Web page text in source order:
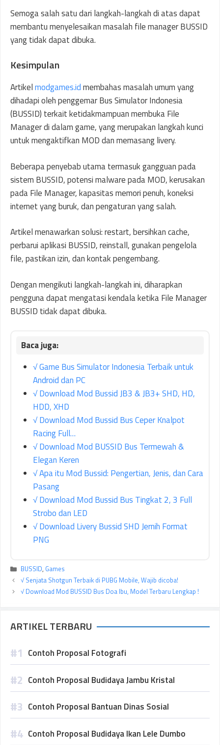
Semoga salah satu dari langkah-langkah di atas dapat
membantu menyelesaikan masalah file manager BUSSID
yang tidak dapat dibuka.
Kesimpulan
Artikelmodgames.idmembahas masalah umum yang
dihadapi oleh penggemar Bus Simulator Indonesia
(BUSSID) terkait ketidakmampuan membuka File
Manager di dalam game, yang merupakan langkah kunci
untuk mengaktifkan MOD dan memasang livery.
Beberapa penyebab utama termasuk gangguan pada
sistem BUSSID, potensi malware pada MOD, kerusakan
pada File Manager, kapasitas memori penuh, koneksi
internet yang buruk, dan pengaturan yang salah.
Artikel menawarkan solusi: restart, bersihkan cache,
perbarui aplikasi BUSSID, reinstall, gunakan pengelola
file, pastikan izin, dan kontak pengembang.
Dengan mengikuti langkah-langkah ini, diharapkan
pengguna dapat mengatasi kendala ketika File Manager
BUSSID tidak dapat dibuka.
√ Game Bus Simulator Indonesia Terbaik untuk
Android dan PC
√ Download Mod Bussid JB3 & JB3+ SHD, HD,
HDD, XHD
√ Download Mod Bussid Bus Ceper Knalpot
Racing Full…
√ Download Mod BUSSID Bus Termewah &
Elegan Keren
√ Apa itu Mod Bussid: Pengertian, Jenis, dan Cara
Pasang
√ Download Mod Bussid Bus Tingkat 2, 3 Full
Strobo dan LED
√ Download Livery Bussid SHD Jernih Format
PNG
Kategori
BUSSID, Games
√ Senjata Shotgun Terbaik di PUBG Mobile, Wajib dicoba!
√ Download Mod BUSSID Bus Doa Ibu, Model Terbaru Lengkap !
ARTIKEL TERBARU
Contoh Proposal Fotografi
Contoh Proposal Budidaya Jambu Kristal
Contoh Proposal Bantuan Dinas Sosial
Contoh Proposal Budidaya Ikan Lele Dumbo